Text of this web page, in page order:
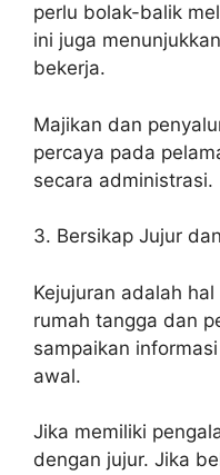
perlu bolak-balik
ini juga
bekerja.
Majikan dan
percaya pada
secara administrasi.
3. Bersikap Jujur
Kejujuran adalah
rumah tangga dan
sampaikan
awal.
Jika memiliki
dengan jujur. Jika